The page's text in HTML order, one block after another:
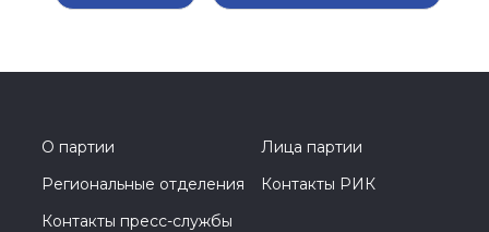
О партии
Лица партии
Региональные отделения
Контакты РИК
Контакты пресс-службы